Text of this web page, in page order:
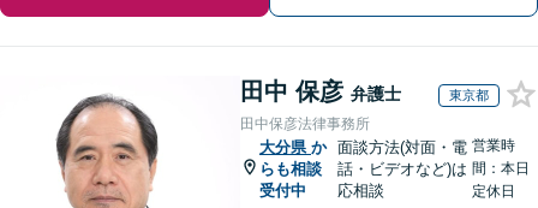
田中 保彦 弁護士 東京都
田中保彦法律事務所
大分県 か
らも相談
受付中
面談方法(対面・電
話・ビデオなど)は
応相談
営業時
間：本日
定休日